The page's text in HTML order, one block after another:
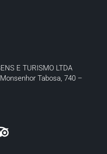
E TURISMO LTDA
Tabosa, 740 –